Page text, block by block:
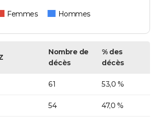
Femmes Hommes
Nombre de
décès
% des
décès
61 53,0 %
54 47,0 %